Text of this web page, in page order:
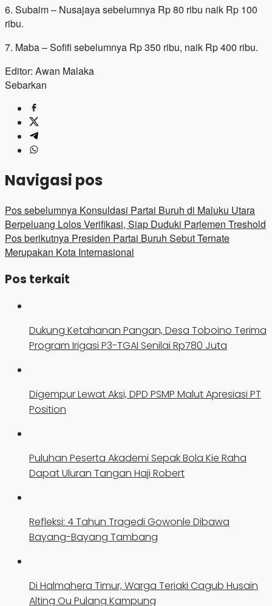
6. Subaim – Nusajaya sebelumnya Rp 80 ribu naik Rp 100
ribu.
7. Maba – Sofifi sebelumnya Rp 350 ribu, naik Rp 400 ribu.
Editor: Awan Malaka
Sebarkan
Navigasi pos
Pos sebelumnya Konsuldasi Partai Buruh di Maluku Utara
Berpeluang Lolos Verifikasi, Siap Duduki Parlemen Treshold
Pos berikutnya Presiden Partai Buruh Sebut Ternate
Merupakan Kota Internasional
Pos terkait
Dukung Ketahanan Pangan, Desa Toboino Terima
Program Irigasi P3-TGAI Senilai Rp780 Juta
Digempur Lewat Aksi, DPD PSMP Malut Apresiasi PT
Position
Puluhan Peserta Akademi Sepak Bola Kie Raha
Dapat Uluran Tangan Haji Robert
Refleksi: 4 Tahun Tragedi Gowonle Dibawa
Bayang-Bayang Tambang
Di Halmahera Timur, Warga Teriaki Cagub Husain
Alting Ou Pulang Kampung